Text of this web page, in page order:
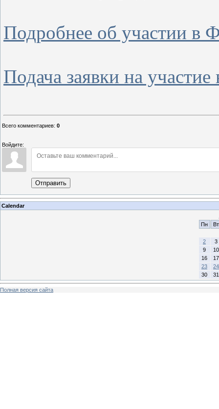
Подробнее об участии в
Подача заявки на участие
Всего комментариев: 0
Войдите:
Отправить
Calendar
Пн
Вт
2
3
9
10
16
17
23
24
30
31
Полная версия сайта